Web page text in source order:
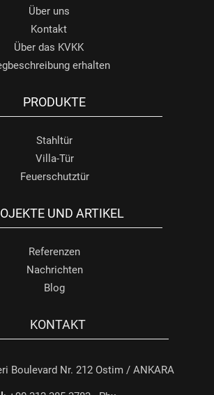
Über uns
Kontakt
Über das KVKK
erhalten
PRODUKTE
Stahltür
Villa-Tür
Feuerschutztür
UND ARTIKEL
Referenzen
Nachrichten
Blog
KONTAKT
Boulevard Nr. 212 Ostim / ANKARA